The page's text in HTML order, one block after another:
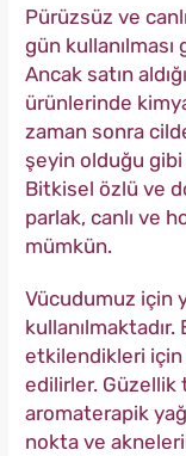
Pürüzsüz ve
gün kullanılması
Ancak satın
ürünlerinde
zaman sonra
şeyin olduğu gibi
Bitkisel özlü ve
parlak, canlı ve
mümkün.
Vücudumuz için
kullanılmaktadır.
etkilendikleri
edilirler.
aromaterapik
nokta ve